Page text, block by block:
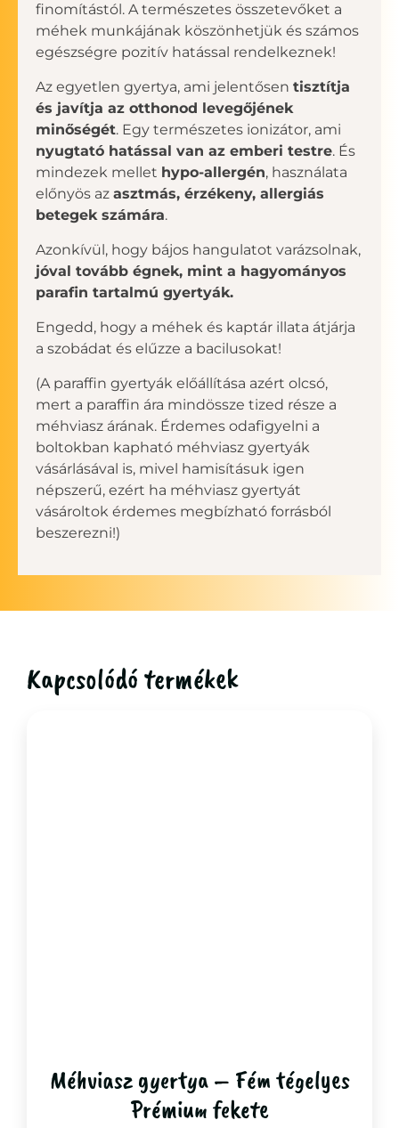
finomítástól. A természetes összetevőket a
méhek munkájának köszönhetjük és számos
egészségre pozitív hatással rendelkeznek!
Az egyetlen gyertya, ami jelentősen tisztítja
és javítja az otthonod levegőjének
minőségét. Egy természetes ionizátor, ami
nyugtató hatással van az emberi testre. És
mindezek mellet hypo-allergén, használata
előnyös az asztmás, érzékeny, allergiás
betegek számára.
Azonkívül, hogy bájos hangulatot varázsolnak,
jóval tovább égnek, mint a hagyományos
parafin tartalmú gyertyák.
Engedd, hogy a méhek és kaptár illata átjárja
a szobádat és elűzze a bacilusokat!
(A paraffin gyertyák előállítása azért olcsó,
mert a paraffin ára mindössze tized része a
méhviasz árának. Érdemes odafigyelni a
boltokban kapható méhviasz gyertyák
vásárlásával is, mivel hamisításuk igen
népszerű, ezért ha méhviasz gyertyát
vásároltok érdemes megbízható forrásból
beszerezni!)
Kapcsolódó termékek
Méhviasz gyertya – Fém tégelyes
Prémium fekete